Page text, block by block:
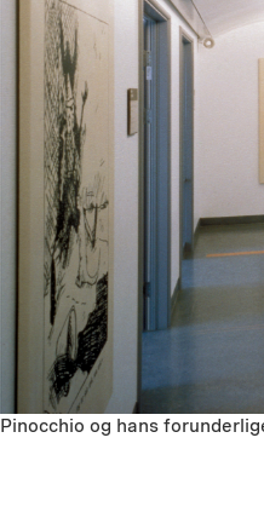
Pinocchio og hans